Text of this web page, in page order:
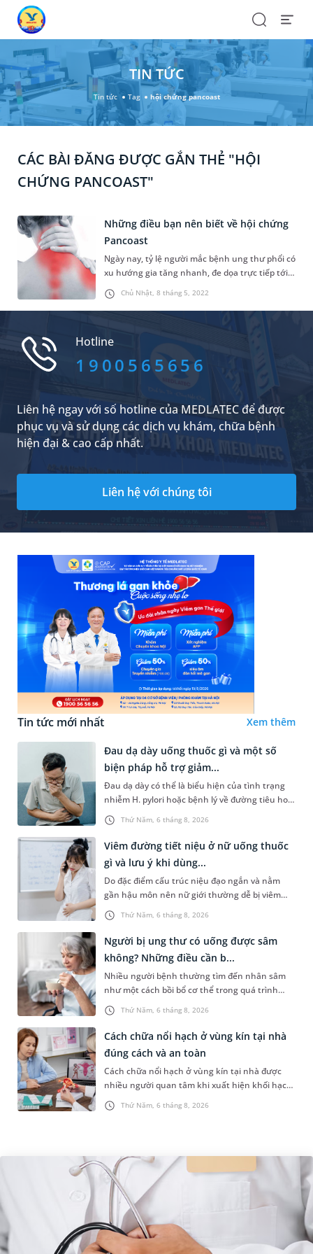
SearchOpen
TIN TỨC
Tin tức Tag hội chứng pancoast
CÁC BÀI ĐĂNG ĐƯỢC GẮN THẺ "HỘI
CHỨNG PANCOAST"
Chủ Nhật, 8 tháng 5, 2022
Những điều bạn nên biết về hội chứng
Pancoast
Ngày nay, tỷ lệ người mắc bệnh ung thư phổi có
xu hướng gia tăng nhanh, đe dọa trực tiếp tới
tính mạng người bệnh. Trên thực tế, có rất
nhiều dạng ung thư phổi, trong đó hội chứng
Pancoast là vấn đề sức khỏe đáng lo ngại hàng
chứng này cũng như nắm đượ...
Hotline
1900565656
Liên hệ ngay với số hotline của MEDLATEC để được
phục vụ và sử dụng các dịch vụ khám, chữa bệnh
hiện đại & cao cấp nhất.
Liên hệ với chúng tôi
Tin tức mới nhất Xem thêm
Thứ Năm, 6 tháng 8, 2026
Đau dạ dày uống thuốc gì và một số
biện pháp hỗ trợ giảm...
Đau dạ dày có thể là biểu hiện của tình trạng
nhiễm H. pylori hoặc bệnh lý về đường tiêu hoá
khác. Dựa theo nguyên nhân cụ thể, bác sĩ sẽ
cân nhắc chỉ định p...
Thứ Năm, 6 tháng 8, 2026
Viêm đường tiết niệu ở nữ uống thuốc
gì và lưu ý khi dùng...
Do đặc điểm cấu trúc niệu đạo ngắn và nằm
gần hậu môn nên nữ giới thường dễ bị viêm
đường tiết niệu hơn nam giới. Tùy theo nguyên
nhân, mức độ nhiễm trùng và...
Thứ Năm, 6 tháng 8, 2026
Người bị ung thư có uống được sâm
không? Những điều cần b...
Nhiều người bệnh thường tìm đến nhân sâm
như một cách bồi bổ cơ thể trong quá trình
điều trị ung thư. Tuy nhiên, câu hỏi người bị
ung thư có uống được sâm kh...
Thứ Năm, 6 tháng 8, 2026
Cách chữa nổi hạch ở vùng kín tại nhà
đúng cách và an toàn
Cách chữa nổi hạch ở vùng kín tại nhà được
nhiều người quan tâm khi xuất hiện khối hạch
nhỏ ở vùng bẹn hoặc cơ quan sinh dục. Nếu
hạch mới xuất hiện, kích th...